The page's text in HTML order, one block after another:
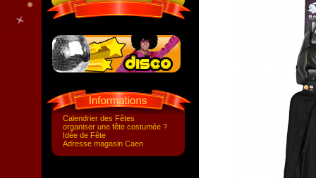
Calendrier des Fêtes
organiser une fête costumée ?
Idée de Fête
Adresse magasin Caen